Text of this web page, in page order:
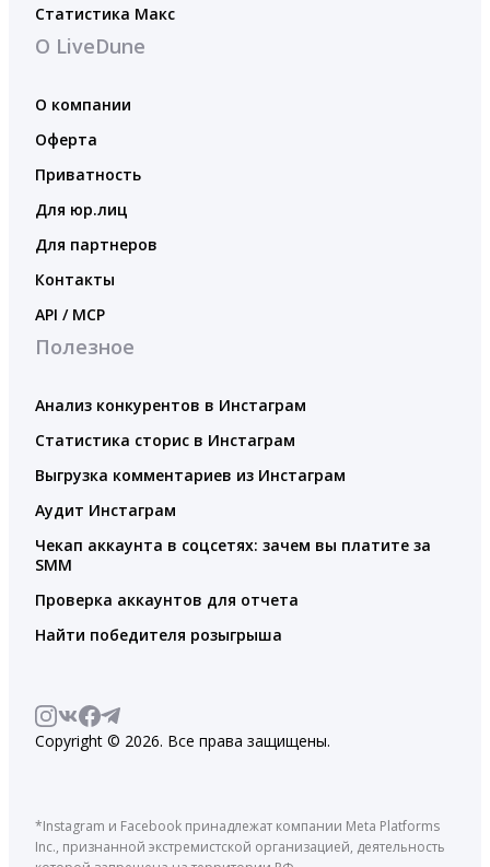
Статистика Макс
О LiveDune
О компании
Оферта
Приватность
Для юр.лиц
Для партнеров
Контакты
API / MCP
Полезное
Анализ конкурентов в Инстаграм
Статистика сторис в Инстаграм
Выгрузка комментариев из Инстаграм
Аудит Инстаграм
Чекап аккаунта в соцсетях: зачем вы платите за
SMM
Проверка аккаунтов для отчета
Найти победителя розыгрыша
Copyright © 2026. Все права защищены.
*Instagram и Facebook принадлежат компании Meta Platforms
Inc., признанной экстремистской организацией, деятельность